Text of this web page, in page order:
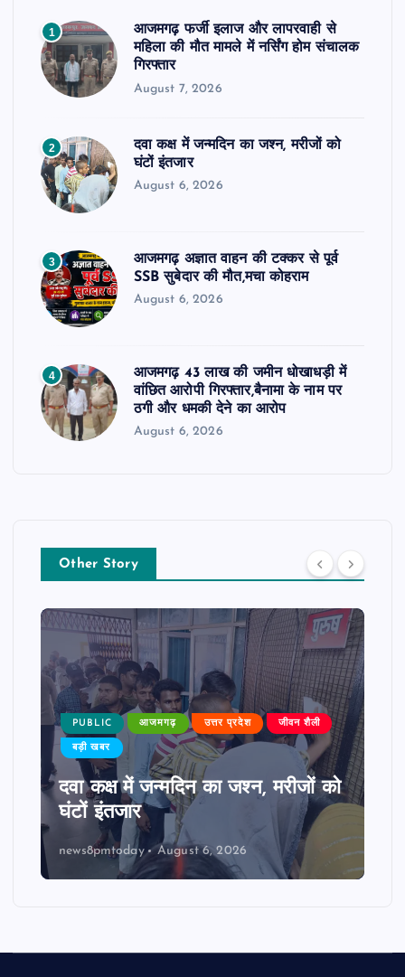
1
आजमगढ़ फर्जी इलाज और लापरवाही से
महिला की मौत मामले में नर्सिंग होम संचालक
गिरफ्तार
August 7, 2026
2
दवा कक्ष में जन्मदिन का जश्न, मरीजों को
घंटों इंतजार
August 6, 2026
3
आजमगढ़ अज्ञात वाहन की टक्कर से पूर्व
SSB सुबेदार की मौत,मचा कोहराम
August 6, 2026
4
आजमगढ़ 43 लाख की जमीन धोखाधड़ी में
वांछित आरोपी गिरफ्तार,बैनामा के नाम पर
ठगी और धमकी देने का आरोप
August 6, 2026
Other Story
PUBLIC आजमगढ़ उत्तर प्रदेश जीवन शैली
बड़ी खबर
दवा कक्ष में जन्मदिन का जश्न, मरीजों को
घंटों इंतजार
news8pmtoday August 6, 2026